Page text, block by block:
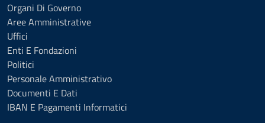
Organi Di Governo
Aree Amministrative
Uffici
Enti E Fondazioni
Politici
Personale Amministrativo
Documenti E Dati
IBAN E Pagamenti Informatici